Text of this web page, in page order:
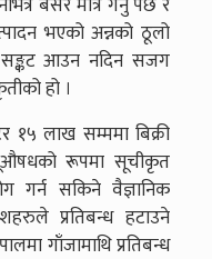
भएको अन्नको ठूलो
सङ्कट आउन नदिन सजग
हो ।
१५ लाख सम्ममा बिक्री
रूपमा सूचीकृत
गर्न सकिने वैज्ञानिक
प्रतिबन्ध हटाउने
गाँजामाथि प्रतिबन्ध